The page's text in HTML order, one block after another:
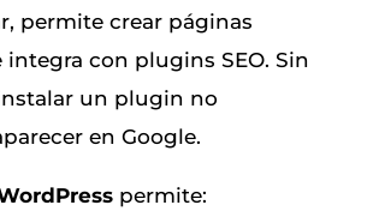
permite crear páginas
integra con plugins SEO. Sin
un plugin no
en Google.
permite: